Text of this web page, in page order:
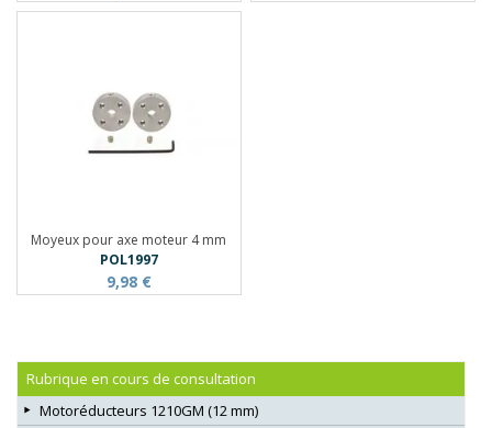
Moyeux pour axe moteur 4 mm
POL1997
9,98 €
Rubrique en cours de consultation
Motoréducteurs 1210GM (12 mm)